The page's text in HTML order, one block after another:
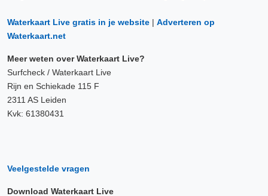
Waterkaart Live gratis in je website | Adverteren op
Waterkaart.net
Meer weten over Waterkaart Live?
Surfcheck / Waterkaart Live
Rijn en Schiekade 115 F
2311 AS Leiden
Kvk: 61380431
Veelgestelde vragen
Download Waterkaart Live